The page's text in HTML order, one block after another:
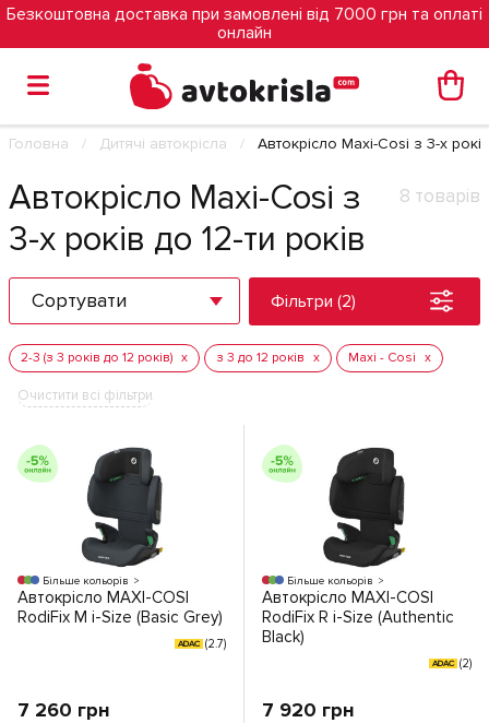
Безкоштовна доставка при замовлені від 7000 грн та оплаті
онлайн
Головна Дитячі автокрісла Автокрісло Maxi-Cosi з 3-х
Автокрісло Maxi-Cosi з
3-х років до 12-ти років
8 товарів
Сортувати Фільтри (2)
2-3 (з 3 років до 12 років) з 3 до 12 років Maxi - Cosi
Очистити всі фільтри
Більше кольорів
Автокрісло MAXI-COSI
RodiFix M i-Size (Basic Grey)
ADAC (2.7)
7 260 грн
Більше кольорів
Автокрісло MAXI-COSI
RodiFix R i-Size (Authentic
Black)
ADAC (2)
7 920 грн